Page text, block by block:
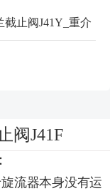
截止阀J41Y_重介
阀J41F
流器本身没有运